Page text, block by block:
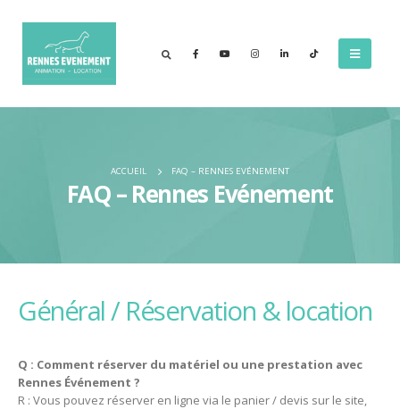
ACCUEIL FAQ – RENNES EVÉNEMENT
FAQ – Rennes Evénement
Général / Réservation & location
Q : Comment réserver du matériel ou une prestation avec
Rennes Événement ?
R : Vous pouvez réserver en ligne via le panier / devis sur le site,